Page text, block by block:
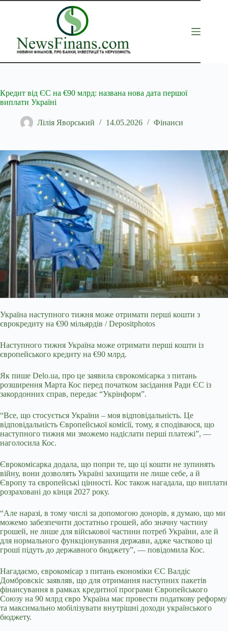
Перейти
Кредит від ЄС на €90 млрд: названа нова дата першої
виплати Україні
Лілія Яворський 14.05.2026 Фінанси
Україна наступного тижня може отримати перші кошти з
єврокредиту на €90 мільярдів / Depositphotos
Наступного тижня Україна може отримати перші кошти із
європейського кредиту на €90 млрд.
Як пише Delo.ua, про це заявила єврокомісарка з питань
розширення Марта Кос перед початком засідання Ради ЄС із
закордонних справ, передає “Укрінформ”.
“Все, що стосується України – моя відповідальність. Це
відповідальність Європейської комісії, тому, я сподіваюся, що
наступного тижня ми зможемо надіслати перші платежі”, —
наголосила Кос.
Єврокомісарка додала, що попри те, що ці кошти не зупинять
війну, вони дозволять Україні захищати не лише себе, а й
Європу та європейські цінності. Кос також нагадала, що виплати
розраховані до кінця 2027 року.
“Але наразі, в тому числі за допомогою донорів, я думаю, що ми
можемо забезпечити достатньо грошей, або значну частину
грошей, не лише для військової частини потреб України, але й
для нормального функціонування держави, адже частково ці
гроші підуть до державного бюджету”, — повідомила Кос.
Нагадаємо, єврокомісар з питань економіки ЄС Валдіс
Домбровскіс заявляв, що для отримання наступних пакетів
фінансування в рамках кредитної програми Європейського
Союзу на 90 млрд євро Україна має провести податкову реформу
та максимально мобілізувати внутрішні доходи українського
бюджету.